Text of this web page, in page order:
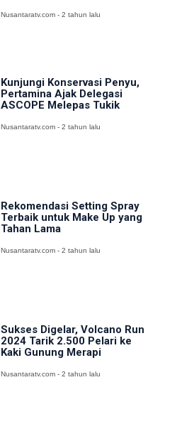
Nusantaratv.com - 2 tahun lalu
Kunjungi Konservasi Penyu,
Pertamina Ajak Delegasi
ASCOPE Melepas Tukik
Nusantaratv.com - 2 tahun lalu
Rekomendasi Setting Spray
Terbaik untuk Make Up yang
Tahan Lama
Nusantaratv.com - 2 tahun lalu
Sukses Digelar, Volcano Run
2024 Tarik 2.500 Pelari ke
Kaki Gunung Merapi
Nusantaratv.com - 2 tahun lalu